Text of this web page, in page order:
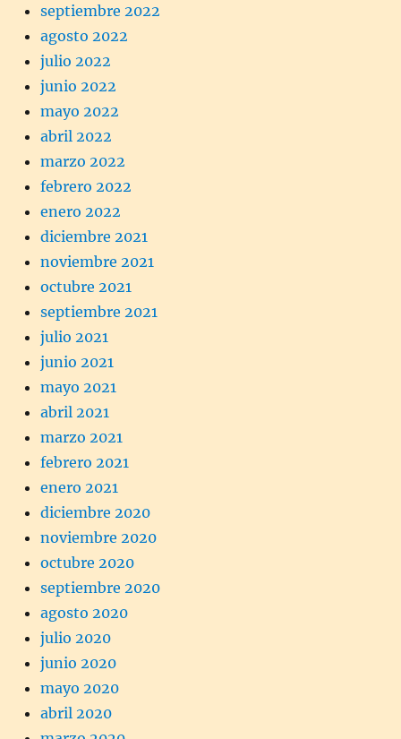
septiembre 2022
agosto 2022
julio 2022
junio 2022
mayo 2022
abril 2022
marzo 2022
febrero 2022
enero 2022
diciembre 2021
noviembre 2021
octubre 2021
septiembre 2021
julio 2021
junio 2021
mayo 2021
abril 2021
marzo 2021
febrero 2021
enero 2021
diciembre 2020
noviembre 2020
octubre 2020
septiembre 2020
agosto 2020
julio 2020
junio 2020
mayo 2020
abril 2020